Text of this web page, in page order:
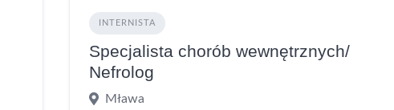
INTERNISTA
Specjalista chorób wewnętrznych/
Nefrolog
Mława